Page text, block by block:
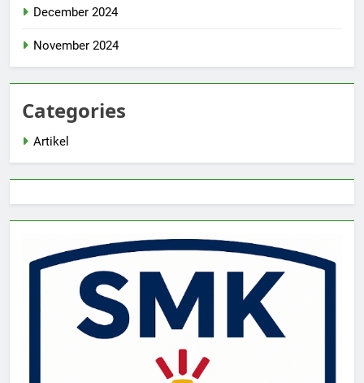
December 2024
November 2024
Categories
Artikel